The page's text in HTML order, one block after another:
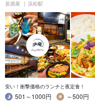
居酒屋 浜松駅
安い！衝撃価格のランチと夜定食！
501～1000円
～500円